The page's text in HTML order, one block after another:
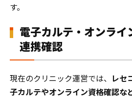
す。
電子カルテ・オンライ
連携確認
現在のクリニック運営では、 レセ
子カルテやオンライン資格確認な